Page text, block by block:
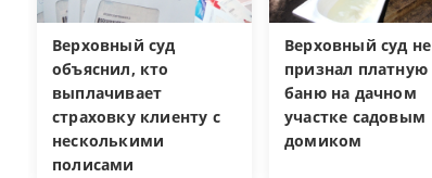
Верховный суд
объяснил, кто
выплачивает
страховку клиенту с
несколькими
полисами
Верховный суд не
признал платную
баню на дачном
участке садовым
домиком